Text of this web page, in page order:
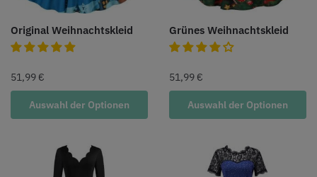
Original Weihnachtskleid
51,99 €
Auswahl der Optionen
Grünes Weihnachtskleid
51,99 €
Auswahl der Optionen